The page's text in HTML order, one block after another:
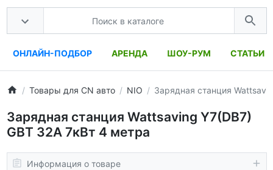
ОНЛАЙН-ПОДБОР АРЕНДА ШОУ-РУМ СТАТЬИ
Товары для CN авто NIO Зарядная станция
Зарядная станция Wattsaving Y7(DB7)
GBT 32A 7кВт 4 метра
Информация о товаре